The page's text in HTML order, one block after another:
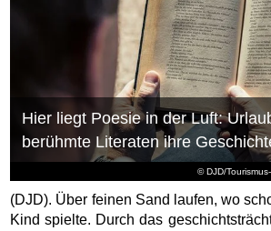
© DJD/
Hier liegt Poesie in der Luft:
berühmte Literaten ihre
(DJD). Über feinen Sand laufen, wo
Kind spielte. Durch das